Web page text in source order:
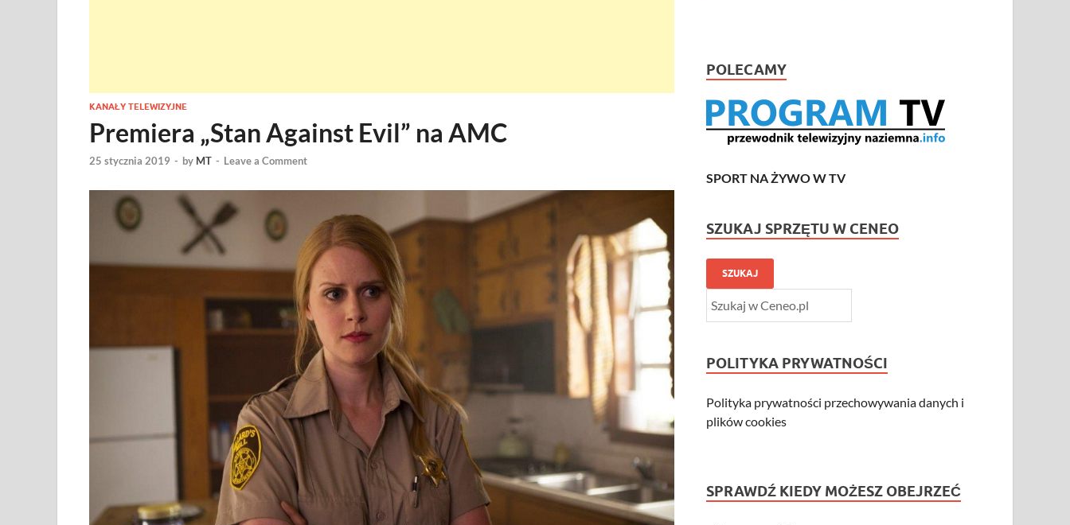
KANAŁY TELEWIZYJNE
Premiera „Stan Against Evil” na AMC
25 stycznia 2019 - by MT - Leave a Comment
POLECAMY
SPORT NA ŻYWO W TV
SZUKAJ SPRZĘTU W CENEO
SZUKAJ
POLITYKA PRYWATNOŚCI
Polityka prywatności przechowywania danych i
plików cookies
SPRAWDŹ KIEDY MOŻESZ OBEJRZEĆ